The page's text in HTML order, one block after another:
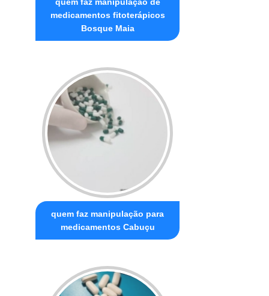
medicamentos fitoterápicos
Bosque Maia
quem faz manipulação para
medicamentos Cabuçu